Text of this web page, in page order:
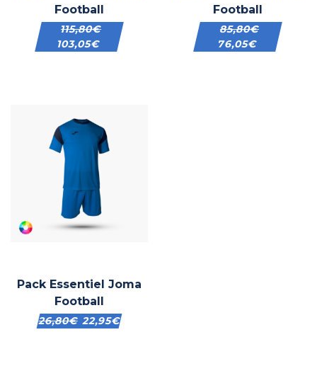
Football
115,80€
103,05€
Football
85,80€
76,05€
Pack Essentiel Joma
Football
26,80€ 22,95€